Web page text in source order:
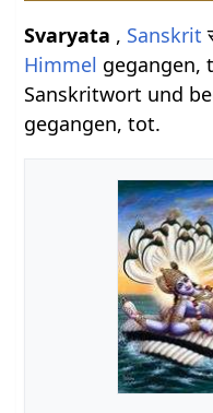
Svaryata , Sanskrit
Himmel gegangen,
Sanskritwort und
gegangen, tot.